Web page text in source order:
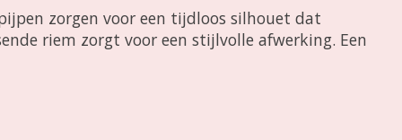
zorgen voor een tijdloos silhouet dat
riem zorgt voor een stijlvolle afwerking. Een